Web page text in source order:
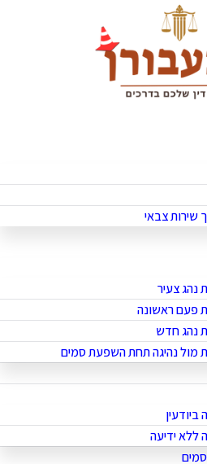
צבאי
נהג צעיר
פעם ראשונה
נהג חדש
מול נהיגה תחת השפעת סמים
ללא ידיעה